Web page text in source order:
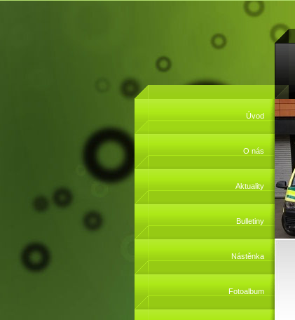
Úvod
O nás
Aktuality
Bulletiny
Nástěnka
Fotoalbum